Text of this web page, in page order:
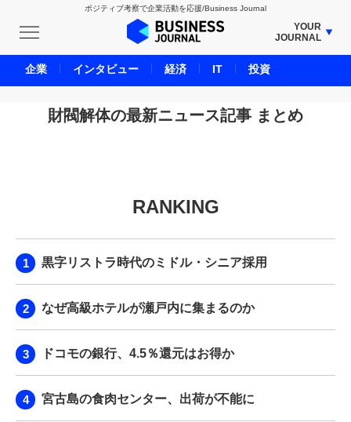
ポジティブ考察で企業活動を応援/Business Journal
YOUR
JOURNAL
BUSINESS JOURNAL
UNICORN JOURNAL
CARBON CREDITS JOURNAL
LIFE ENDING JOURNAL
BPaaS JOURNAL
財閥解体の最新ニュース記事 まとめ
RANKING
黒字リストラ時代のミドル・シニア採用
なぜ高級ホテルが瀬戸内に集まるのか
ドコモの銀行、4.5％還元はお得か
宮古島の食肉センター、出荷が不能に
企業 インタビュー 経済 IT 投資